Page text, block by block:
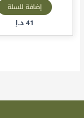
إضافة للسلة
41 د.إ